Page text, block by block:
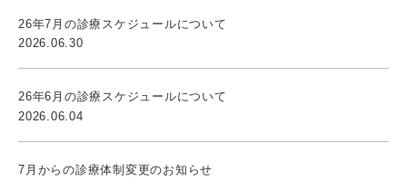
26年7月の診療スケジュールについて
2026.06.30
26年6月の診療スケジュールについて
2026.06.04
7月からの診療体制変更のお知らせ